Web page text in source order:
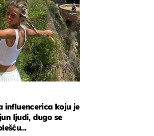
influencerica koju je
ljudi, dugo se